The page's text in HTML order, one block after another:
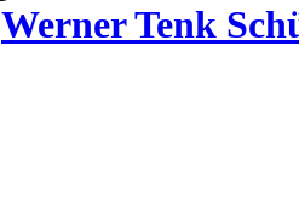
Werner Tenk